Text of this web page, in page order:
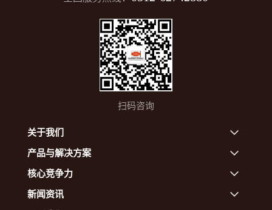
扫码咨询
关于我们
产品与解决方案
核心竞争力
新闻资讯